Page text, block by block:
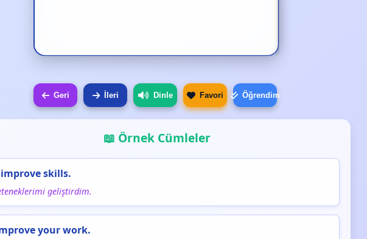
Geri İleri Dinle Favori Öğrendim
📖 Örnek Cümleler
improve skills.
geliştirdim.
your work.